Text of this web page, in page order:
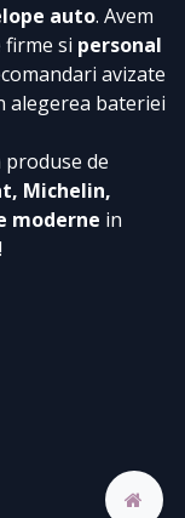
auto. Avem
firme si personal
avizate
alegerea bateriei
produse de
Michelin,
moderne in